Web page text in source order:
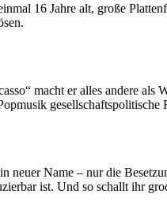
16 Jahre alt, große
macht er alles andere
gesellschaftspolitische
Name – nur die
ist. Und so schallt ihr